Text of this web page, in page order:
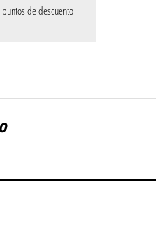
puntos de descuento